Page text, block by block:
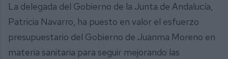
La delegada del Gobierno de la Junta de Andalucía,
Patricia Navarro, ha puesto en valor el esfuerzo
presupuestario del Gobierno de Juanma Moreno en
materia sanitaria para seguir mejorando las